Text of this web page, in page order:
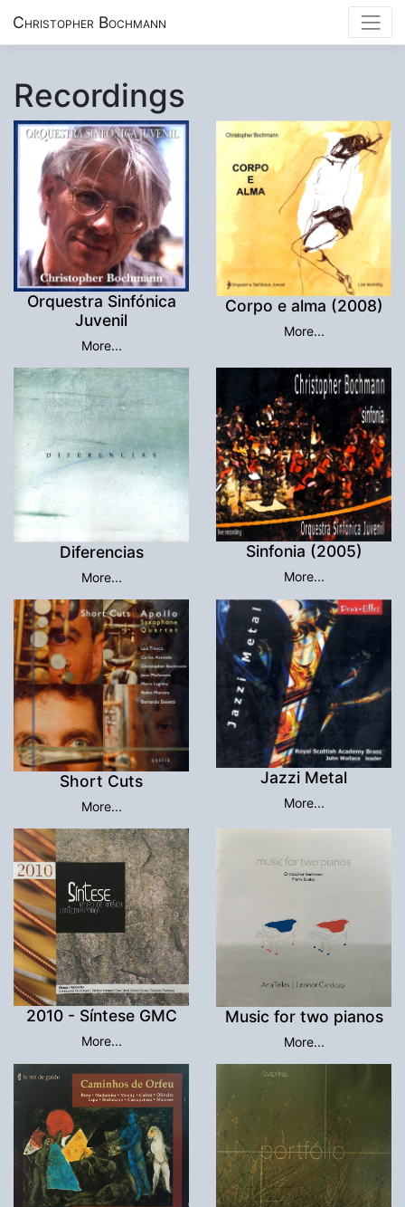
Christopher Bochmann
Recordings
Orquestra Sinfónica
Juvenil
More...
Corpo e alma (2008)
More...
Diferencias
More...
Sinfonia (2005)
More...
Short Cuts
More...
Jazzi Metal
More...
2010 - Síntese GMC
More...
Music for two pianos
More...